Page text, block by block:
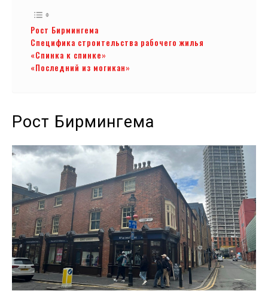
Рост Бирмингема
Специфика строительства рабочего жилья
«Спинка к спинке»
«Последний из могикан»
Рост Бирмингема